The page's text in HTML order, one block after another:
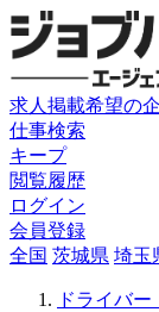
求人掲載希望の
仕事検索
キープ
閲覧履歴
ログイン
会員登録
全国 茨城県 埼玉
ドライバー